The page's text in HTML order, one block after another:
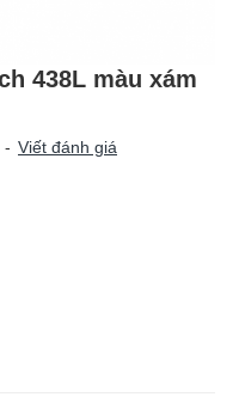
438L màu xám
- Viết đánh giá